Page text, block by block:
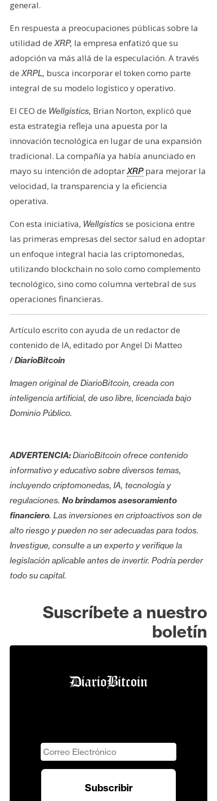
general.
En respuesta a preocupaciones públicas sobre la
utilidad de XRP, la empresa enfatizó que su
adopción va más allá de la especulación. A través
de XRPL, busca incorporar el token como parte
integral de su modelo logístico y operativo.
El CEO de Wellgistics, Brian Norton, explicó que
esta estrategia refleja una apuesta por la
innovación tecnológica en lugar de una expansión
tradicional. La compañía ya había anunciado en
mayo su intención de adoptarXRPpara mejorar la
velocidad, la transparencia y la eficiencia
operativa.
Con esta iniciativa, Wellgistics se posiciona entre
las primeras empresas del sector salud en adoptar
un enfoque integral hacia las criptomonedas,
utilizando blockchain no solo como complemento
tecnológico, sino como columna vertebral de sus
operaciones financieras.
Artículo escrito con ayuda de un redactor de
contenido de IA, editado por Angel Di Matteo
/DiarioBitcoin
Imagen original de DiarioBitcoin, creada con
inteligencia artificial, de uso libre, licenciada bajo
Dominio Público.
ADVERTENCIA:DiarioBitcoin ofrece contenido
informativo y educativo sobre diversos temas,
incluyendo criptomonedas, IA, tecnología y
regulaciones. No brindamos asesoramiento
financiero. Las inversiones en criptoactivos son de
alto riesgo y pueden no ser adecuadas para todos.
Investigue, consulte a un experto y verifique la
legislación aplicable antes de invertir. Podría perder
todo su capital.
Suscríbete a nuestro
boletín